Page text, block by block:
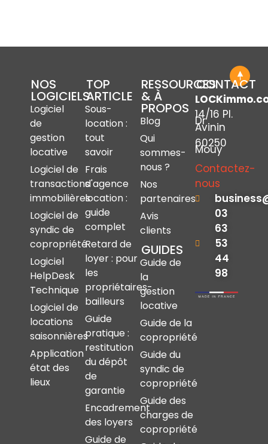
NOS
LOGICIELS
Logiciel
de
gestion
locative
Logiciel de
transactions
immobilières
Logiciel de
syndic de
copropriété
Logiciel
HelpDesk
Technique
Logiciel de
locations
saisonnières
Application
état des
lieux
TOP
ARTICLE
Sous-
location :
tout
savoir
Frais
d'agence
location :
guide
complet
Retard de
loyer : pour
les
propriétaires-
bailleurs
Guide
pratique :
restitution
du dépôt
de
garantie
Encadrement
des loyers
Guide de
RESSOURCES
& À
PROPOS
Blog
Qui
sommes-
nous ?
Nos
partenaires
Avis
clients
GUIDES
Guide de
la
gestion
locative
Guide de la
copropriété
Guide du
syndic de
copropriété
Guide des
charges de
copropriété
CONTACT
14/16 Pl.
Dr
Avinin
60250
Mouy
Contactez-
nous
03
63
53
44
98